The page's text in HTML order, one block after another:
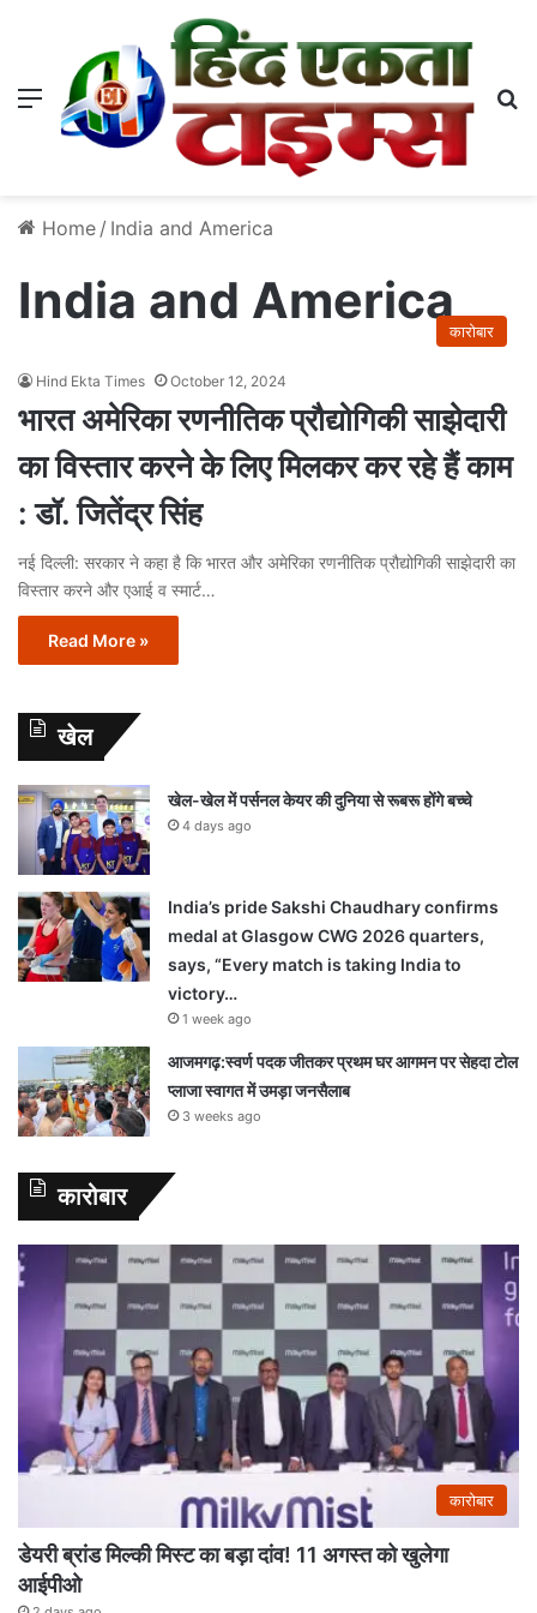
Menu
Home / India and America
India and America
कारोबार
Hind Ekta Times October 12, 2024
भारत अमेरिका रणनीतिक प्रौद्योगिकी साझेदारी
का विस्तार करने के लिए मिलकर कर रहे हैं काम
: डॉ. जितेंद्र सिंह
नई दिल्ली: सरकार ने कहा है कि भारत और अमेरिका रणनीतिक प्रौद्योगिकी साझेदारी का
विस्तार करने और एआई व स्मार्ट…
Read More »
खेल
खेल-खेल में पर्सनल केयर की दुनिया से रूबरू होंगे बच्चे
4 days ago
India’s pride Sakshi Chaudhary confirms
medal at Glasgow CWG 2026 quarters,
says, “Every match is taking India to
victory…
1 week ago
आजमगढ़:स्वर्ण पदक जीतकर प्रथम घर आगमन पर सेहदा टोल
प्लाजा स्वागत में उमड़ा जनसैलाब
3 weeks ago
कारोबार
कारोबार
डेयरी ब्रांड मिल्की मिस्ट का बड़ा दांव! 11 अगस्त को खुलेगा
आईपीओ